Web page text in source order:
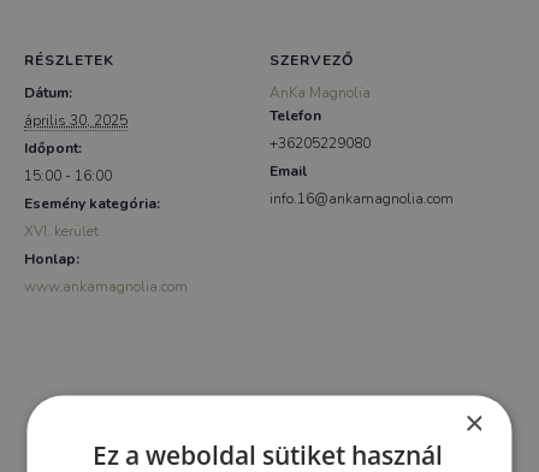
RÉSZLETEK
Dátum:
április 30, 2025
Időpont:
15:00 - 16:00
Esemény kategória:
XVI. kerület
Honlap:
www.ankamagnolia.com
SZERVEZŐ
AnKa Magnolia
Telefon
+36205229080
Email
info.16@ankamagnolia.com
×
Ez a weboldal sütiket használ